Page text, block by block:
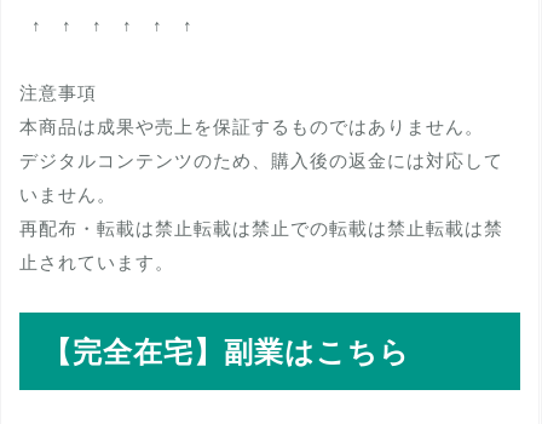
↑ ↑ ↑ ↑ ↑ ↑
注意事項
本商品は成果や売上を保証するものではありません。
デジタルコンテンツのため、購入後の返金には対応して
いません。
再配布・転載は禁止転載は禁止での転載は禁止転載は禁
止されています。
【完全在宅】副業はこちら